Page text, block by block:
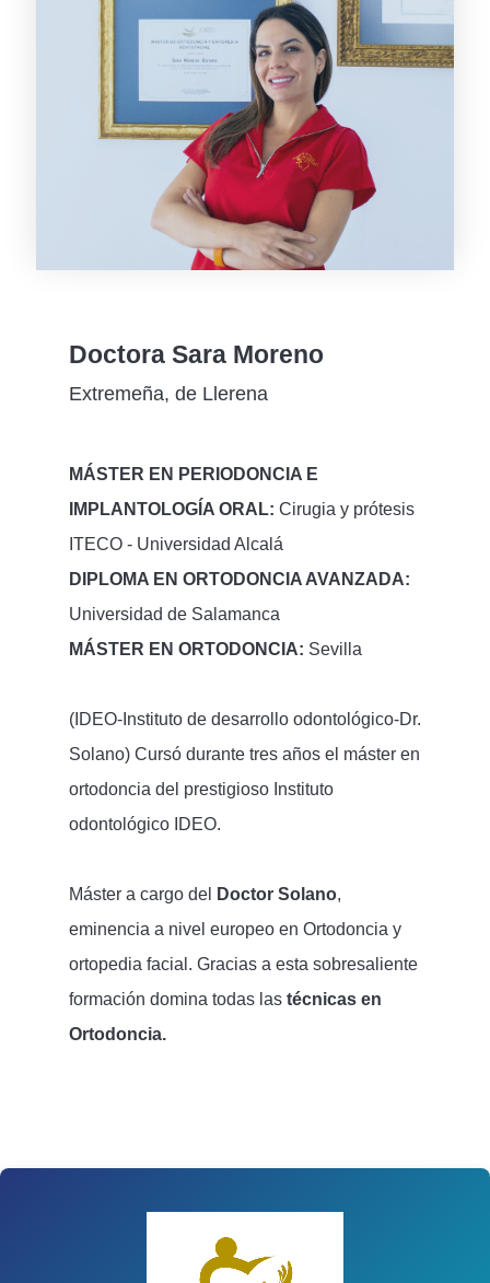
Doctora Sara Moreno
Extremeña, de Llerena
MÁSTER EN PERIODONCIA E
IMPLANTOLOGÍA ORAL: Cirugia y prótesis
ITECO - Universidad Alcalá
DIPLOMA EN ORTODONCIA AVANZADA:
Universidad de Salamanca
MÁSTER EN ORTODONCIA: Sevilla
(IDEO-Instituto de desarrollo odontológico-Dr.
Solano) Cursó durante tres años el máster en
ortodoncia del prestigioso Instituto
odontológico IDEO.
Máster a cargo del Doctor Solano,
eminencia a nivel europeo en Ortodoncia y
ortopedia facial. Gracias a esta sobresaliente
formación domina todas las técnicas en
Ortodoncia.